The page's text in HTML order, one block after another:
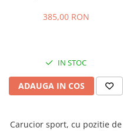
centura, Tehnologia
385,00 RON
IN STOC
ADAUGA IN COS
Carucior sport, cu pozitie de